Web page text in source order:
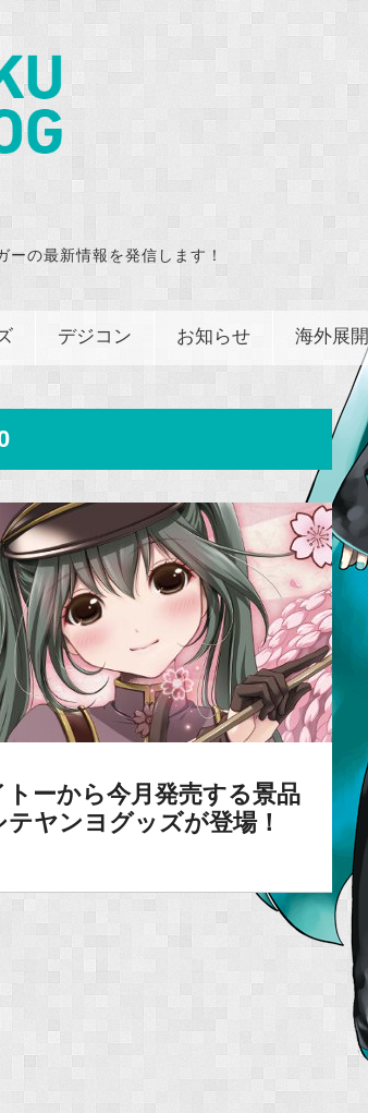
の最新情報を発信します！
デジコン お知らせ 海外展開
トーから今月発売する景品
ヤンヨグッズが登場！